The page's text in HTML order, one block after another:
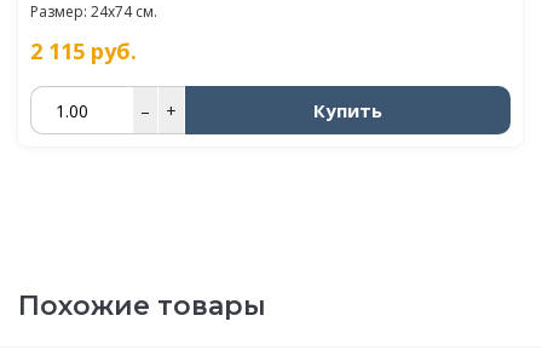
Размер: 24x74 см.
2 115 руб.
– + Купить
Похожие товары